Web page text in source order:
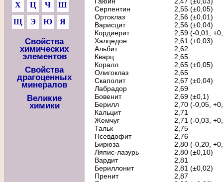
Х
Ц Ч
Ш
Щ
Э Ю Я
Свойства
химических
элементов
Свойства
драгоценных
минералов
Великие
химики
Серпентин
2,55 (±0,05)
Ортоклаз
2,56 (±0,01)
Варисцит
2,56 (±0,04)
Кордиерит
2,59 (-0,01,
Халцедон
2,61 (±0,03)
Альбит
2,62
Кварц
2,65
Коралл
2,65 (±0,05)
Олигоклаз
2,65
Скаполит
2,67 (±0,04)
Лабрадор
2,69
Бовенит
2,69 (±0,1)
Берилл
2,70 (-0,05,
Кальцит
2,71
Жемчуг
2,71 (-0,03,
Тальк
2,75
Псевдофит
2,76
Бирюза
2,80 (-0,20,
Ляпис-лазурь
2,80 (±0,10)
Вардит
2,81
Бериллонит
2,81 (±0,02)
Пренит
2,87